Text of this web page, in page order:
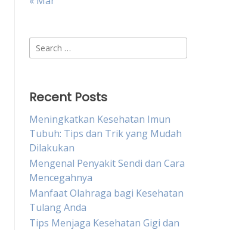
Search
for:
Recent Posts
Meningkatkan Kesehatan Imun
Tubuh: Tips dan Trik yang Mudah
Dilakukan
Mengenal Penyakit Sendi dan Cara
Mencegahnya
Manfaat Olahraga bagi Kesehatan
Tulang Anda
Tips Menjaga Kesehatan Gigi dan